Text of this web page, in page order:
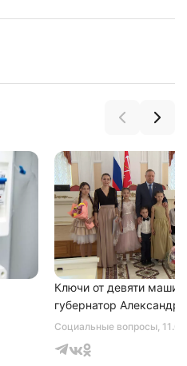
Социальные вопросы,
Ключи от девяти машин
губернатор Александр